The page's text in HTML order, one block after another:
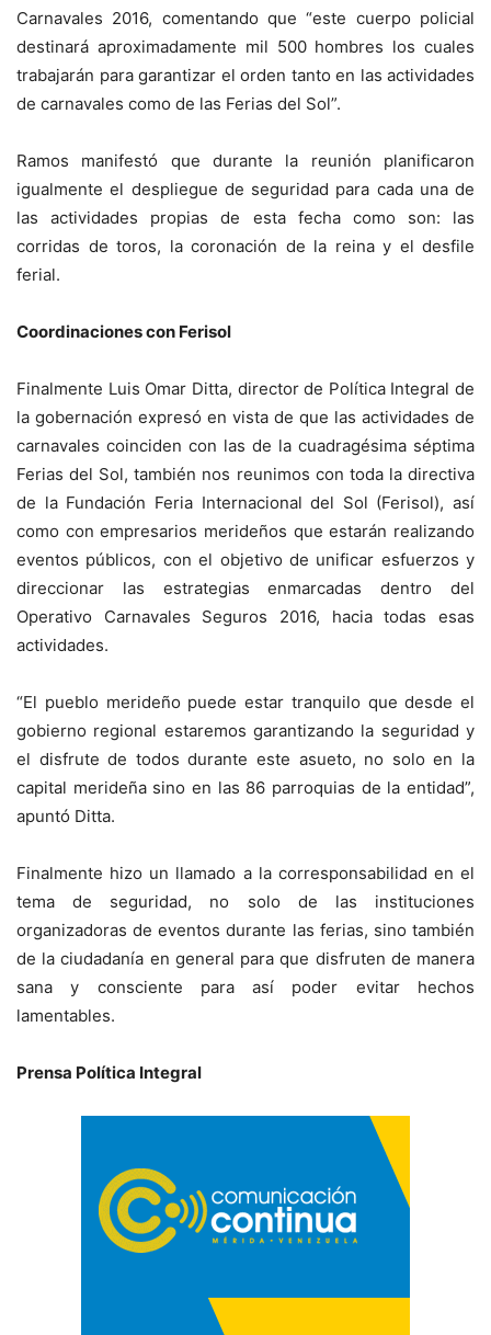
Carnavales 2016, comentando que “este cuerpo policial
destinará aproximadamente mil 500 hombres los cuales
trabajarán para garantizar el orden tanto en las actividades
de carnavales como de las Ferias del Sol”.
Ramos manifestó que durante la reunión planificaron
igualmente el despliegue de seguridad para cada una de
las actividades propias de esta fecha como son: las
corridas de toros, la coronación de la reina y el desfile
ferial.
Coordinaciones con Ferisol
Finalmente Luis Omar Ditta, director de Política Integral de
la gobernación expresó en vista de que las actividades de
carnavales coinciden con las de la cuadragésima séptima
Ferias del Sol, también nos reunimos con toda la directiva
de la Fundación Feria Internacional del Sol (Ferisol), así
como con empresarios merideños que estarán realizando
eventos públicos, con el objetivo de unificar esfuerzos y
direccionar las estrategias enmarcadas dentro del
Operativo Carnavales Seguros 2016, hacia todas esas
actividades.
“El pueblo merideño puede estar tranquilo que desde el
gobierno regional estaremos garantizando la seguridad y
el disfrute de todos durante este asueto, no solo en la
capital merideña sino en las 86 parroquias de la entidad”,
apuntó Ditta.
Finalmente hizo un llamado a la corresponsabilidad en el
tema de seguridad, no solo de las instituciones
organizadoras de eventos durante las ferias, sino también
de la ciudadanía en general para que disfruten de manera
sana y consciente para así poder evitar hechos
lamentables.
Prensa Política Integral